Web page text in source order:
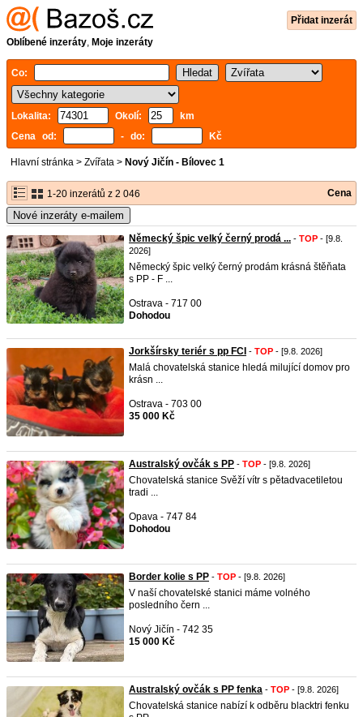
Přidat inzerát
Oblíbené inzeráty, Moje inzeráty
Co:
Lokalita: Okolí:
km
Cena od:
- do: Kč
Hlavní stránka > Zvířata > Nový Jičín - Bílovec 1
1-20 inzerátů z 2 046 Cena
Nové inzeráty e-mailem
Německý špic velký černý prodá ... - TOP - [9.8.
2026]
Německý špic velký černý prodám krásná štěňata
s PP - F ...
Ostrava - 717 00
Dohodou
Jorkšírsky teriér s pp FCI - TOP - [9.8. 2026]
Malá chovatelská stanice hledá milující domov pro
krásn ...
Ostrava - 703 00
35 000 Kč
Australský ovčák s PP - TOP - [9.8. 2026]
Chovatelská stanice Svěží vítr s pětadvacetiletou
tradi ...
Opava - 747 84
Dohodou
Border kolie s PP - TOP - [9.8. 2026]
V naší chovatelské stanici máme volného
posledního čern ...
Nový Jičín - 742 35
15 000 Kč
Australský ovčák s PP fenka - TOP - [9.8. 2026]
Chovatelská stanice nabízí k odběru blacktri fenku